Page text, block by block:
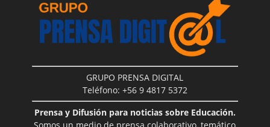
GRUPO PRENSA DIGITAL
Teléfono: +56 9 4817 5372
Prensa y Difusión para noticias sobre Educación.